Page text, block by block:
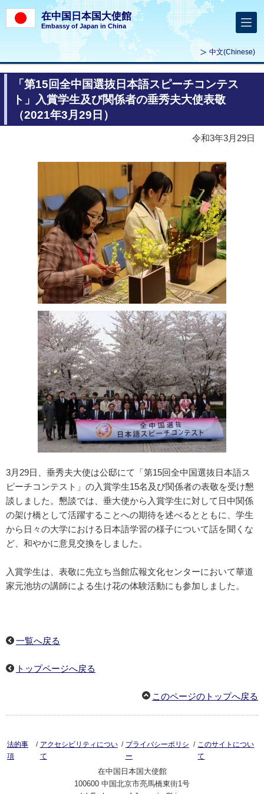
在中国日本国大使館
Embassy of Japan in China
中文(Chinese)
「第15回全中国選抜日本語スピーチコンテス
ト」入賞学生及び関係者の垂秀夫大使表敬
（2021年3月29日）
令和3年3月29日
3月29日、垂秀夫大使は公邸にて「第15回全中国選抜日本語ス
ピーチコンテスト」の入賞学生15名及び関係者の表敬を受け懇
談しました。懇談では、垂大使から入賞学生に対して日中関係
の架け橋として活躍することへの期待を述べるとともに、学生
から日々の大学における日本語学習の様子について話を聞くな
ど、和やかに意見交換をしました。
入賞学生は、表敬に先立ち当館広報文化センターにおいて華道
家元池坊の講師による生け花の体験活動にも参加しました。
一覧へ戻る
トップページへ戻る
このページのトップへ戻る
法的事
項
/ アクセシビリティについ
て
/ プライバシーポリシ
ー
/ このサイトについ
て
在中国日本国大使館
100600 中国北京市亮馬橋東街1号